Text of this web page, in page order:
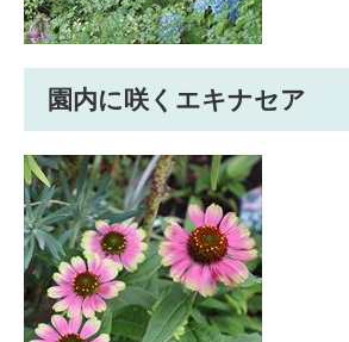
園内に咲くエキナセア